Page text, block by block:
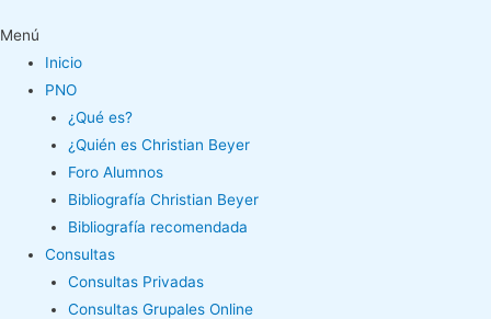
Menú
Inicio
PNO
¿Qué es?
¿Quién es Christian Beyer
Foro Alumnos
Bibliografía Christian Beyer
Bibliografía recomendada
Consultas
Consultas Privadas
Consultas Grupales Online